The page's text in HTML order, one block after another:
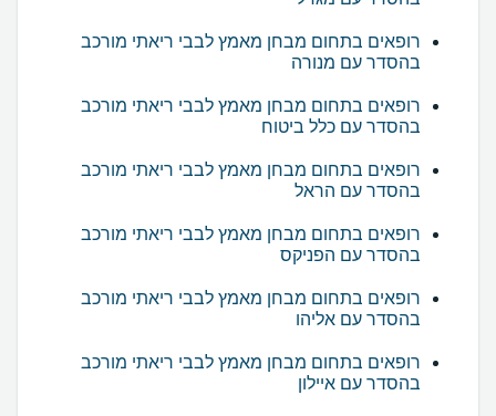
רופאים בתחום מבחן מאמץ לבבי ריאתי מורכב
בהסדר עם מנורה
רופאים בתחום מבחן מאמץ לבבי ריאתי מורכב
בהסדר עם כלל ביטוח
רופאים בתחום מבחן מאמץ לבבי ריאתי מורכב
בהסדר עם הראל
רופאים בתחום מבחן מאמץ לבבי ריאתי מורכב
בהסדר עם הפניקס
רופאים בתחום מבחן מאמץ לבבי ריאתי מורכב
בהסדר עם אליהו
רופאים בתחום מבחן מאמץ לבבי ריאתי מורכב
בהסדר עם איילון